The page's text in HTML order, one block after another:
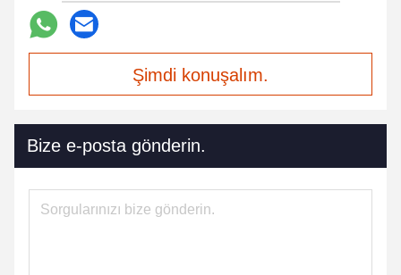
Şimdi konuşalım.
Bize e-posta gönderin.